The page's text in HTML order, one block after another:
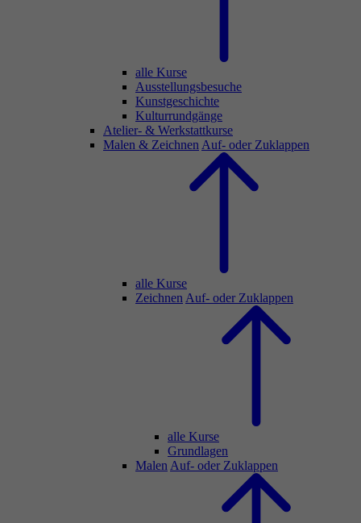
alle Kurse
Ausstellungsbesuche
Kunstgeschichte
Kulturrundgänge
Atelier- & Werkstattkurse
Malen & Zeichnen Auf- oder Zuklappen
alle Kurse
Zeichnen Auf- oder Zuklappen
alle Kurse
Grundlagen
Malen Auf- oder Zuklappen